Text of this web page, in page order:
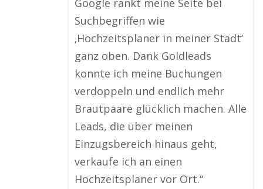
Google rankt meine Seite bei
Suchbegriffen wie
‚Hochzeitsplaner in meiner Stadt‘
ganz oben. Dank Goldleads
konnte ich meine Buchungen
verdoppeln und endlich mehr
Brautpaare glücklich machen. Alle
Leads, die über meinen
Einzugsbereich hinaus geht,
verkaufe ich an einen
Hochzeitsplaner vor Ort.“